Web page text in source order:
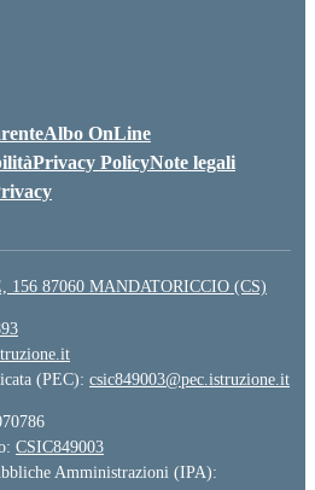
Albo OnLine
Privacy PolicyNote legali
87060 MANDATORICCIO (CS)
(PEC): csic849003@pec.istruzione.it
CSIC849003
Amministrazioni (IPA):